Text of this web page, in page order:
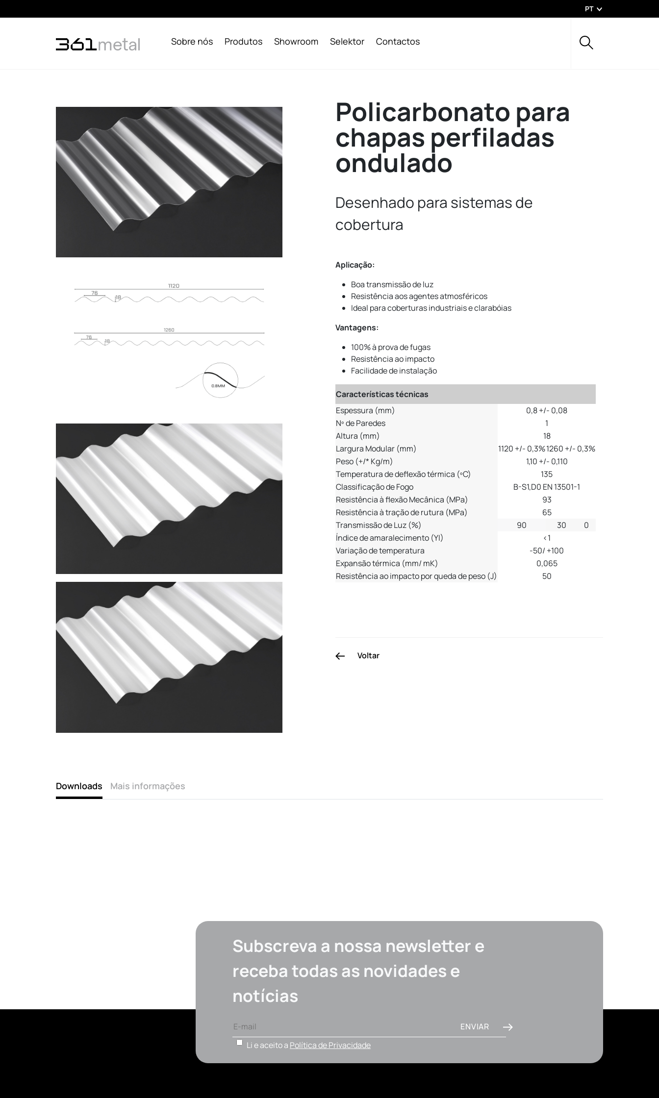
PT
Sobre nós Produtos Showroom Selektor Contactos
Policarbonato para
chapas perfiladas
ondulado
Desenhado para sistemas de
cobertura
Aplicação:
Boa transmissão de luz
Resistência aos agentes atmosféricos
Ideal para coberturas industriais e clarabóias
Vantagens:
100% à prova de fugas
Resistência ao impacto
Facilidade de instalação
Características técnicas
Espessura (mm)
0,8 +/- 0,08
Nº de Paredes
1
Altura (mm)
18
Largura Modular (mm)
1120 +/- 0,3%1260 +/- 0,3%
Peso (+/* Kg/m)
1,10 +/- 0,110
Temperatura de deflexão térmica (ºC)
135
Classificação de Fogo
B-S1,D0 EN 13501-1
Resistência à flexão Mecânica (MPa)
93
Resistência à tração de rutura (MPa)
65
Transmissão de Luz (%)
90 30
0
Índice de amaralecimento (YI)
<1
Variação de temperatura
-50/ +100
Expansão térmica (mm/ mK)
0,065
Resistência ao impacto por queda de peso (J)
50
Voltar
Downloads Mais informações
Subscreva a nossa newsletter e
receba todas as novidades e
notícias
ENVIAR
Li e aceito a Política de Privacidade